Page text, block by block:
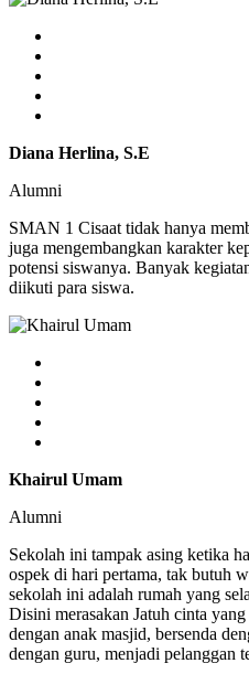
Diana Herlina, S.E
Alumni
SMAN 1 Cisaat tidak hanya
juga mengembangkan karakter
potensi siswanya. Banyak
diikuti para siswa.
Khairul Umam
Alumni
Sekolah ini tampak asing ketika
ospek di hari pertama, tak butuh
sekolah ini adalah rumah yang
Disini merasakan Jatuh cinta
dengan anak masjid, bersenda
dengan guru, menjadi pelanggan